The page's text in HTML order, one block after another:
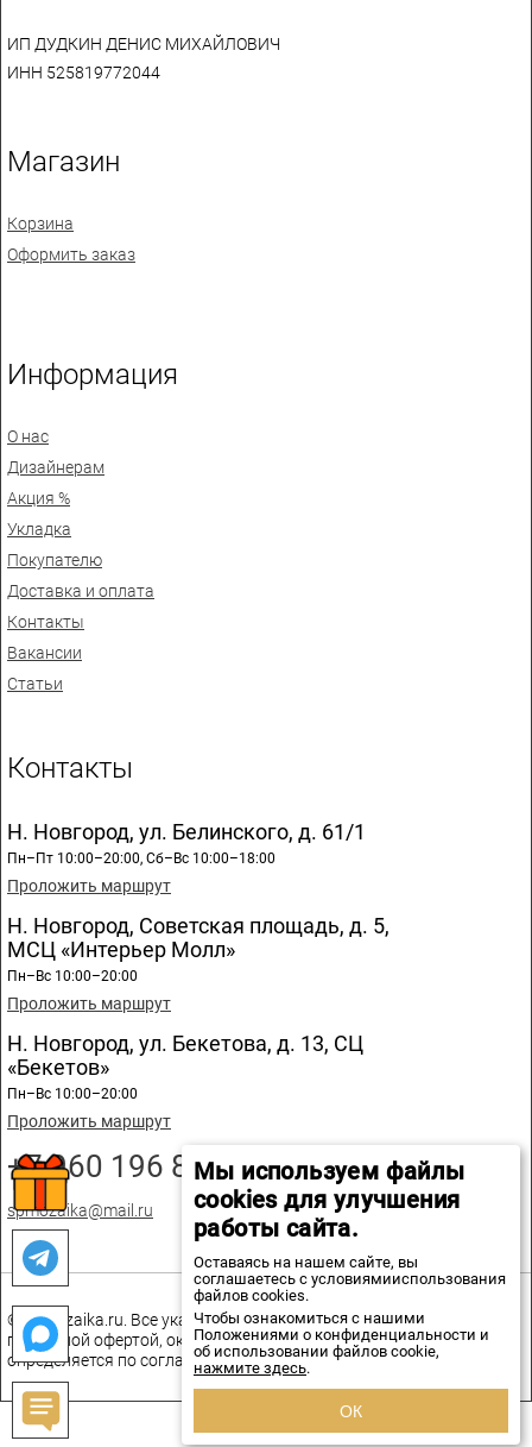
ИП ДУДКИН ДЕНИС МИХАЙЛОВИЧ
ИНН 525819772044
Магазин
Корзина
Оформить заказ
Информация
О нас
Дизайнерам
Акция %
Укладка
Покупателю
Доставка и оплата
Контакты
Вакансии
Статьи
Контакты
Н. Новгород, ул. Белинского, д. 61/1
Пн–Пт 10:00–20:00, Сб–Вс 10:00–18:00
Проложить маршрут
Н. Новгород, Советская площадь, д. 5,
МСЦ «Интерьер Молл»
Пн–Вс 10:00–20:00
Проложить маршрут
Н. Новгород, ул. Бекетова, д. 13, СЦ
«Бекетов»
Пн–Вс 10:00–20:00
Проложить маршрут
+7 960 196 89 20
spmozaika@mail.ru
© spmozaika.ru. Все указанные на сайте цены не являются
публичной офертой, окончательная стоимость товаров
определяется по соглашению сторон.
Мы используем файлы
cookies для улучшения
работы сайта.
Оставаясь на нашем сайте, вы
соглашаетесь с условиямииспользования
файлов cookies.
Чтобы ознакомиться с нашими
Положениями о конфиденциальности и
об использовании файлов cookie,
нажмите здесь.
ОК